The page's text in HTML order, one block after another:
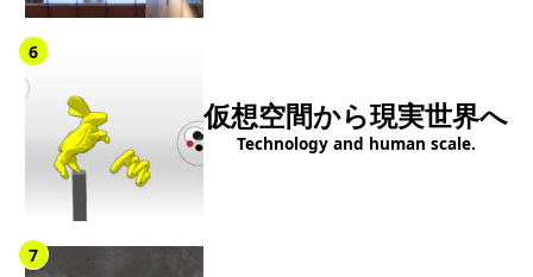
6
仮想空間から現実世界へ
Technology and human scale.
7